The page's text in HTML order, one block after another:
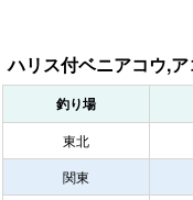
ハリス付ベニアコウ,
釣り場
東北
関東